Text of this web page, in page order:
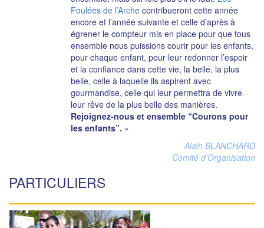
Foulées de l’Archecontribueront cette année
encore et l’année suivante et celle d’après à
égrener le compteur mis en place pour que tous
ensemble nous puissions courir pour les enfants,
pour chaque enfant, pour leur redonner l’espoir
et la confiance dans cette vie, la belle, la plus
belle, celle à laquelle ils aspirent avec
gourmandise, celle qui leur permettra de vivre
leur rêve de la plus belle des manières.
Rejoignez-nous et ensemble “Courons pour
les enfants”. »
Alain BLANCHARD
Comité d'Organisation
PARTICULIERS